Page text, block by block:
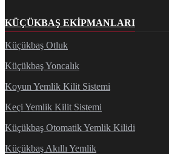
KÜÇÜKBAŞ EKIPMANLARI
Küçükbaş Otluk
Küçükbaş Yoncalık
Koyun Yemlik Kilit Sistemi
Keçi Yemlik Kilit Sistemi
Küçükbaş Otomatik Yemlik Kilidi
Küçükbaş Akıllı Yemlik